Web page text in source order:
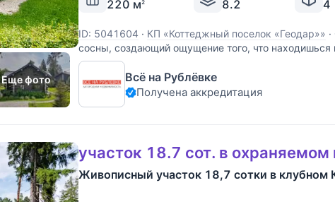
Еще фото
220 м2 8.2 4
ID: 5041604 · КП «Коттеджный поселок «Геодар»» ·
сосны, создающий ощущение того, что находишься
живописном участке с вековыми соснами в
посёлке "Геодар" на 26 км Рублёво- Успенского
Всё на Рублёвке
Получена аккредитация
участок 18.7 сот. в охраняемом
Живописный участок 18,7 сотки в клубном